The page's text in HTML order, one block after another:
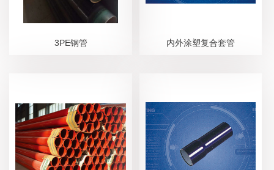
3PE钢管 内外涂塑复合套管